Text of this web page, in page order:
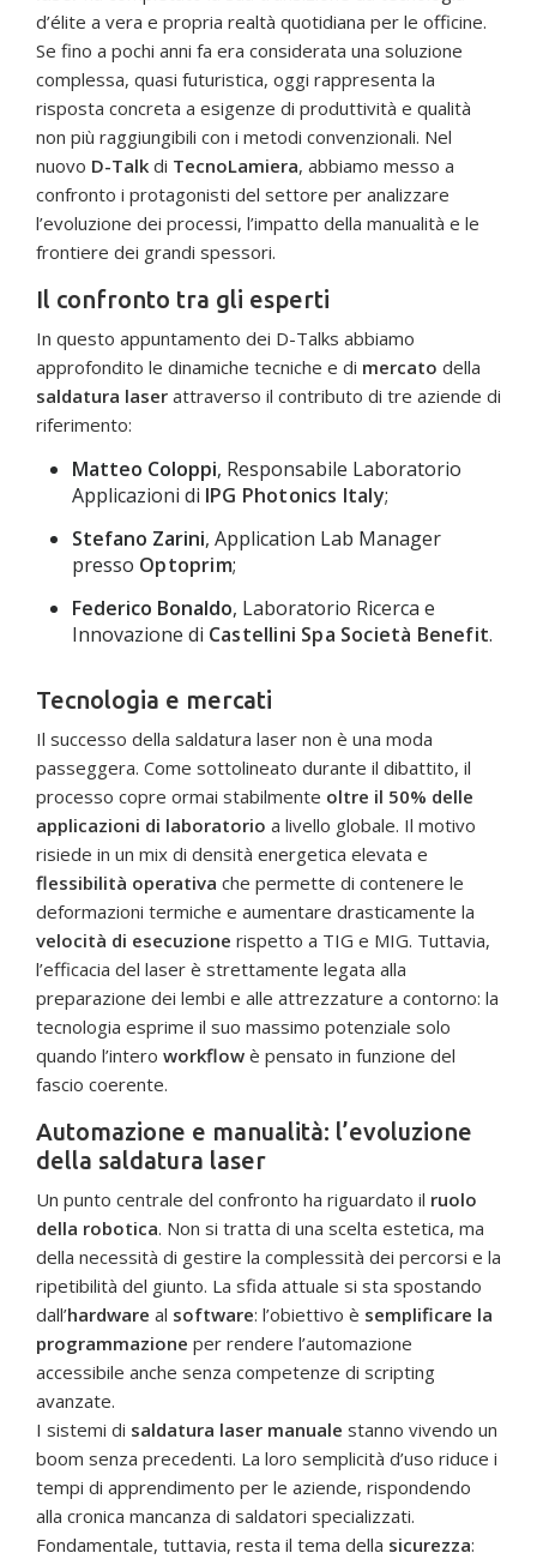
d’élite a vera e propria realtà quotidiana per le officine.
Se fino a pochi anni fa era considerata una soluzione
complessa, quasi futuristica, oggi rappresenta la
risposta concreta a esigenze di produttività e qualità
non più raggiungibili con i metodi convenzionali. Nel
nuovo D-Talk di TecnoLamiera, abbiamo messo a
confronto i protagonisti del settore per analizzare
l’evoluzione dei processi, l’impatto della manualità e le
frontiere dei grandi spessori.
Il confronto tra gli esperti
In questo appuntamento dei D-Talks abbiamo
approfondito le dinamiche tecniche e di mercato della
saldatura laser attraverso il contributo di tre aziende di
riferimento:
Matteo Coloppi, Responsabile Laboratorio
Applicazioni di IPG Photonics Italy;
Stefano Zarini, Application Lab Manager
presso Optoprim;
Federico Bonaldo, Laboratorio Ricerca e
Innovazione di Castellini Spa Società Benefit.
Tecnologia e mercati
Il successo della saldatura laser non è una moda
passeggera. Come sottolineato durante il dibattito, il
processo copre ormai stabilmente oltre il 50% delle
applicazioni di laboratorio a livello globale. Il motivo
risiede in un mix di densità energetica elevata e
flessibilità operativa che permette di contenere le
deformazioni termiche e aumentare drasticamente la
velocità di esecuzione rispetto a TIG e MIG. Tuttavia,
l’efficacia del laser è strettamente legata alla
preparazione dei lembi e alle attrezzature a contorno: la
tecnologia esprime il suo massimo potenziale solo
quando l’intero workflow è pensato in funzione del
fascio coerente.
Automazione e manualità: l’evoluzione
della saldatura laser
Un punto centrale del confronto ha riguardato il ruolo
della robotica. Non si tratta di una scelta estetica, ma
della necessità di gestire la complessità dei percorsi e la
ripetibilità del giunto. La sfida attuale si sta spostando
dall’hardware al software: l’obiettivo è semplificare la
programmazione per rendere l’automazione
accessibile anche senza competenze di scripting
avanzate.
I sistemi di saldatura laser manuale stanno vivendo un
boom senza precedenti. La loro semplicità d’uso riduce i
tempi di apprendimento per le aziende, rispondendo
alla cronica mancanza di saldatori specializzati.
Fondamentale, tuttavia, resta il tema della sicurezza: